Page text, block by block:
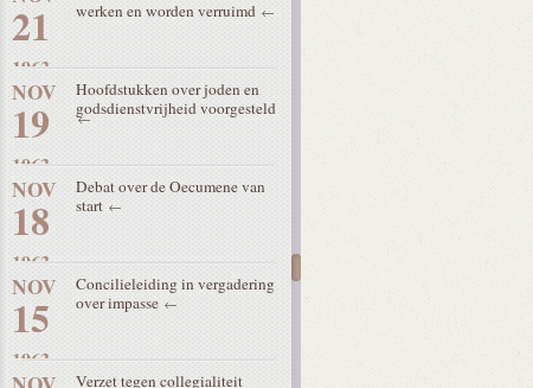
21
1963
werken en worden verruimd
NOV
19
1963
Hoofdstukken over joden en
godsdienstvrijheid voorgesteld
NOV
18
1963
Debat over de Oecumene van
start
NOV
15
1963
Concilieleiding in vergadering
over impasse
Verzet tegen collegialiteit